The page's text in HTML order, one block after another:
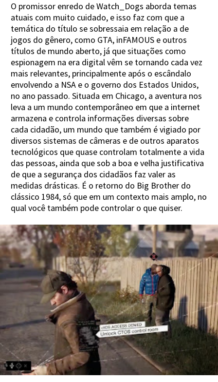
O promissor enredo de Watch_Dogs aborda temas
atuais com muito cuidado, e isso faz com que a
temática do título se sobressaia em relação a de
jogos do gênero, como GTA, inFAMOUS e outros
títulos de mundo aberto, já que situações como
espionagem na era digital vêm se tornando cada vez
mais relevantes, principalmente após o escândalo
envolvendo a NSA e o governo dos Estados Unidos,
no ano passado. Situada em Chicago, a aventura nos
leva a um mundo contemporâneo em que a internet
armazena e controla informações diversas sobre
cada cidadão, um mundo que também é vigiado por
diversos sistemas de câmeras e de outros aparatos
tecnológicos que quase controlam totalmente a vida
das pessoas, ainda que sob a boa e velha justificativa
de que a segurança dos cidadãos faz valer as
medidas drásticas. É o retorno do Big Brother do
clássico 1984, só que em um contexto mais amplo, no
qual você também pode controlar o que quiser.